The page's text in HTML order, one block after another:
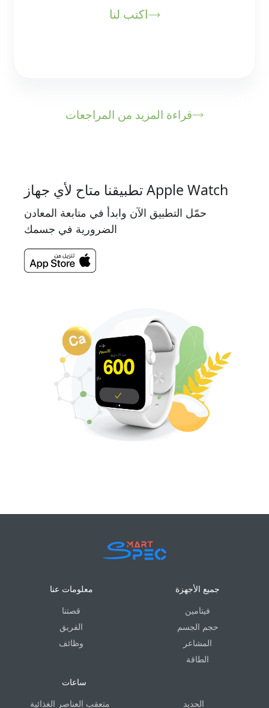
اكتب لنا
قراءة المزيد من المراجعات
تطبيقنا متاح لأي جهاز Apple Watch
حمّل التطبيق الآن وابدأ في متابعة المعادن
الضرورية في جسمك
معلومات عنا
قصتنا
الفريق
وظائف
جميع الأجهزة
فيتامين
حجم الجسم
المشاعر
الطاقة
ساعات
متعقب العناصر الغذائية الحديد